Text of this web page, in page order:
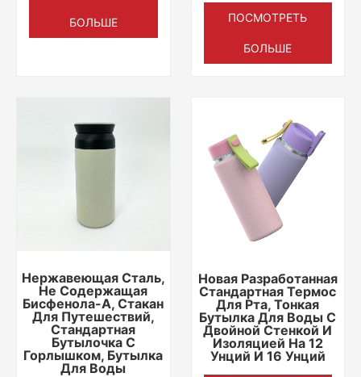
БОЛЬШЕ ПОСМОТРЕТЬ
БОЛЬШЕ
Нержавеющая Сталь,
Не Содержащая
Бисфенола-А, Стакан
Для Путешествий,
Стандартная
Бутылочка С
Горлышком, Бутылка
Для Воды
Новая Разработанная
Стандартная Термос
Для Рта, Тонкая
Бутылка Для Воды С
Двойной Стенкой И
Изоляцией На 12
Унций И 16 Унций